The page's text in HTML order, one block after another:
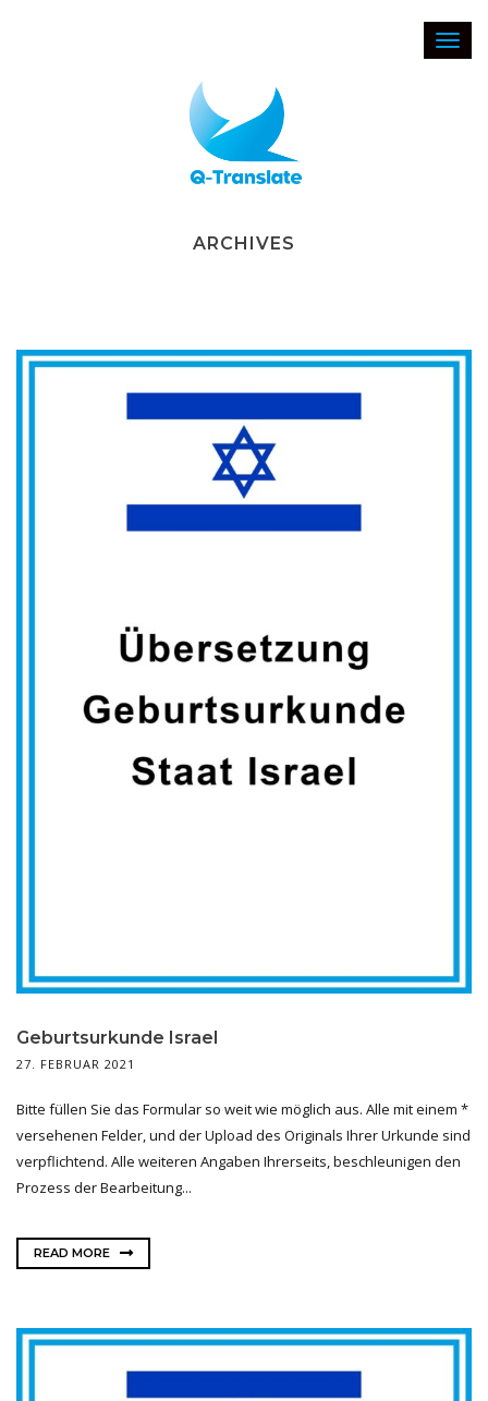
ARCHIVES
Geburtsurkunde Israel
27. FEBRUAR 2021
Bitte füllen Sie das Formular so weit wie möglich aus. Alle mit einem *
versehenen Felder, und der Upload des Originals Ihrer Urkunde sind
verpflichtend. Alle weiteren Angaben Ihrerseits, beschleunigen den
Prozess der Bearbeitung...
READ MORE